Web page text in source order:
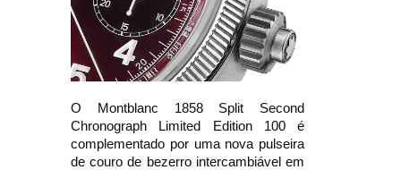
O Montblanc 1858 Split Second
Chronograph Limited Edition 100 é
complementado por uma nova pulseira
de couro de bezerro intercambiável em